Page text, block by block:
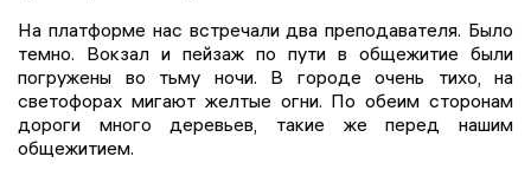
На платформе нас встречали два преподавателя. Было
темно. Вокзал и пейзаж по пути в общежитие были
погружены во тьму ночи. В городе очень тихо, на
светофорах мигают желтые огни. По обеим сторонам
дороги много деревьев, такие же перед нашим
общежитием.